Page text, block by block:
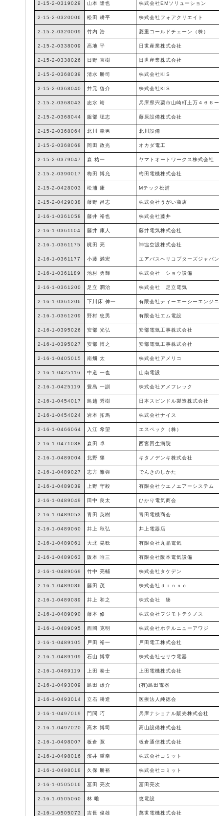
2-15-2-0319029 山本 隆也 株式会社EMソリューション
2-15-2-0320006 松田 耕平 株式会社フォアクリエイト
2-15-2-0320009 竹内 浩 菱重コールドチェーン（株）
2-15-2-0338009 高地 平 日世産業株式会社
2-15-2-0338026 日野 直樹 日世産業株式会社
2-15-2-0368039 清水 勝司 株式会社KIS
2-15-2-0368040 井元 啓介 株式会社KIS
2-15-2-0368043 志水 靖 兵庫県宍粟市山崎町土万４６６
2-15-2-0368044 服部 聡志 藤原設備株式会社
2-15-2-0368064 北川 幸男 北川設備
2-15-2-0368068 岡田 政光 オカダ電工
2-15-2-0379047 森 祐一 ヤマトオートワークス株式会社
2-15-2-0390017 梅田 博允 梅田電機株式会社
2-15-2-0428003 松浦 康 Мテック松浦
2-15-2-0429038 藤野 昌志 株式会社うがい商店
2-16-1-0361058 藤井 裕也 株式会社藤井
2-16-1-0361104 藤井 康人 藤井電気株式会社
2-16-1-0361175 梶田 亮 神協空設株式会社
2-16-1-0361177 小藤 満宏 エアバスヘリコプターズジャパ
2-16-1-0361189 池村 勇輝 株式会社 ショウ設備
2-16-1-0361200 足立 潤治 株式会社 足立電気
2-16-1-0361206 下川床 伸一 有限会社ティーエーシーエンジ
2-16-1-0361209 野村 忠男 有限会社エム電設
2-16-1-0395026 安部 光弘 安部電気工事株式会社
2-16-1-0395027 安部 博之 安部電気工事株式会社
2-16-1-0405015 南畑 太 株式会社アメリコ
2-16-1-0425116 中道 一也 山南電設
2-16-1-0425119 豊島 一訓 株式会社アメフレック
2-16-1-0454017 鳥越 秀樹 日本スピンドル製造株式会社
2-16-1-0454024 岩本 拓馬 株式会社ナイス
2-16-1-0466064 入江 希望 エスペック（株）
2-16-1-0471088 森田 卓 西宮回生病院
2-16-1-0489004 北野 肇 キタノデンキ株式会社
2-16-1-0489027 志方 雅弥 でんきのしかた
2-16-1-0489039 上野 守毅 有限会社ウエノエアーシステム
2-16-1-0489049 田中 良太 ひかり電気商会
2-16-1-0489053 青田 英樹 青田電機商会
2-16-1-0489060 井上 秋弘 井上電器店
2-16-1-0489061 大北 晃稔 有限会社丸晶電気
2-16-1-0489063 阪本 唯三 有限会社阪本電気設備
2-16-1-0489069 竹中 亮輔 株式会社タケデン
2-16-1-0489086 藤田 茂 株式会社ｄｉｎｎｏ
2-16-1-0489089 井上 和之 株式会社 臻
2-16-1-0489090 藤本 修 株式会社フジモトテクノス
2-16-1-0489095 西岡 克明 株式会社ホテルニューアワジ
2-16-1-0489105 戸田 裕一 戸田電工株式会社
2-16-1-0489109 石山 博章 株式会社セリウ電器
2-16-1-0489119 上田 泰士 上田電機株式会社
2-16-1-0493009 島田 雄介 (有)島田電器
2-16-1-0493014 立石 耕造 医療法人純徳会
2-16-1-0497019 門間 巧 兵庫ナショナル販売株式会社
2-16-1-0497020 高木 博司 高山設備株式会社
2-16-1-0498007 板倉 寛 板倉通信株式会社
2-16-1-0498016 濱井 重幸 株式会社コミット
2-16-1-0498018 久保 勝裕 株式会社コミット
2-16-1-0505016 冨田 亮次 冨田亮次
2-16-1-0505060 林 唯 恵電設
2-16-1-0505073 吉長 俊雄 萬世電機株式会社